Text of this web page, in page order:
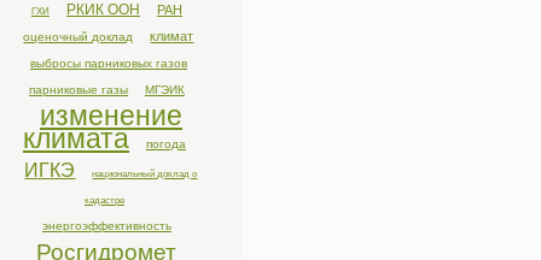
ГХИ РКИК ООН РАН
оценочный доклад климат
выбросы парниковых газов
парниковые газы
МГЭИК
изменение
климата погода
ИГКЭ национальный доклад о
кадастре
энергоэффективность
Росгидромет